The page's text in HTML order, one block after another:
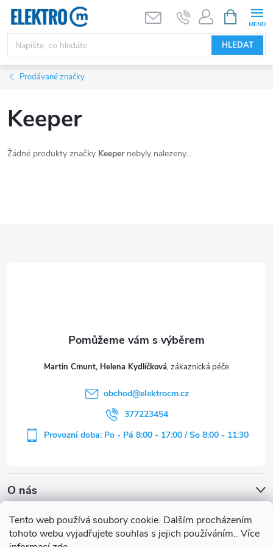
Tento web používá soubory cookie. Dalším procházením
tohoto webu vyjadřujete souhlas s jejich používáním.. Více
Přejít
obsah
HLEDAT
NÁKUPNÍ
KOŠÍK
Prodávané značky
Keeper
Žádné produkty značky Keepernebyly nalezeny...
O nás
Martin Cmunt, Helena Kydlíčková
obchod@elektrocm.cz
377223454
Provozní doba: Po - Pá 8:00 - 17:00 / So 8:00 - 11:30